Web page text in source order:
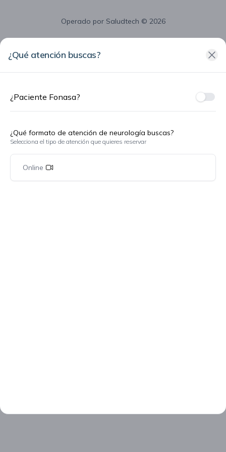
¿Qué atención buscas?
¿Paciente Fonasa?
¿Qué formato de atención de neurología buscas?
Selecciona el tipo de atención que quieres reservar
Online
Operado por Saludtech © 2026